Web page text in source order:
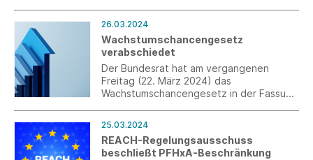
wesentlichen Vertragsbedingungen in
Textform nach § 126b BGB zugelassen
werden, sofern das Dokument für die
Arbeitnehmer zugänglich ist, gespeichert
und ausgedruckt werden kann und der
Arbeitgeber einen Übermittlungs- oder
26.03.2024
Wachstumschancengesetz
verabschiedet
Der Bundesrat hat am vergangenen
Freitag (22. März 2024) das
Wachstumschancengesetz in der Fassung
Kraft treten.
25.03.2024
REACH-Regelungsausschuss
beschließt PFHxA-Beschränkung